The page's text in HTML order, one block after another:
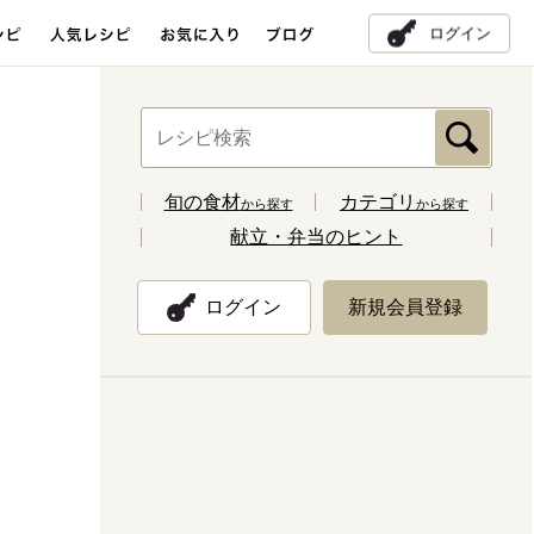
ログイン
旬の食材から探す カテゴリ から探す
献立・弁当のヒント
ログイン 新規会員登録